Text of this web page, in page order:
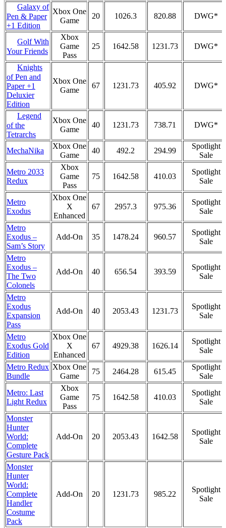
Galaxy of
Pen & Paper
+1 Edition
Xbox One
Game
20 1026.3 820.88 DWG*
Golf With
Your Friends
Xbox
Game
Pass
25 1642.58 1231.73 DWG*
Knights
of Pen and
Paper +1
Deluxier
Edition
Xbox One
Game
67 1231.73 405.92 DWG*
Legend
of the
Tetrarchs
Xbox One
Game
40 1231.73 738.71 DWG*
MechaNika
Xbox One
Game
40 492.2 294.99
Spotlight
Sale
Metro 2033
Redux
Xbox
Game
Pass
75 1642.58 410.03
Spotlight
Sale
Metro
Exodus
Xbox One
X
Enhanced
67 2957.3 975.36
Spotlight
Sale
Metro
Exodus –
Sam’s Story
Add-On 35 1478.24 960.57
Spotlight
Sale
Metro
Exodus –
The Two
Colonels
Add-On 40 656.54 393.59
Spotlight
Sale
Metro
Exodus
Expansion
Pass
Add-On 40 2053.43 1231.73
Spotlight
Sale
Metro
Exodus Gold
Edition
Xbox One
X
Enhanced
67 4929.38 1626.14
Spotlight
Sale
Metro Redux
Bundle
Xbox One
Game
75 2464.28 615.45
Spotlight
Sale
Metro: Last
Light Redux
Xbox
Game
Pass
75 1642.58 410.03
Spotlight
Sale
Monster
Hunter
World:
Complete
Gesture Pack
Add-On 20 2053.43 1642.58
Spotlight
Sale
Monster
Hunter
World:
Complete
Handler
Costume
Pack
Add-On 20 1231.73 985.22
Spotlight
Sale